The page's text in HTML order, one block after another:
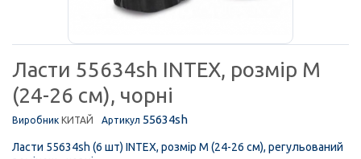
Ласти 55634sh INTEX, розмір M
(24-26 см), чорні
Виробник КИТАЙ Артикул 55634sh
Ласти 55634sh (6 шт) INTEX, розмір M (24-26 см), регульований